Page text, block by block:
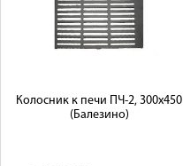
Колосник к печи ПЧ-2, 300х450
(Балезино)